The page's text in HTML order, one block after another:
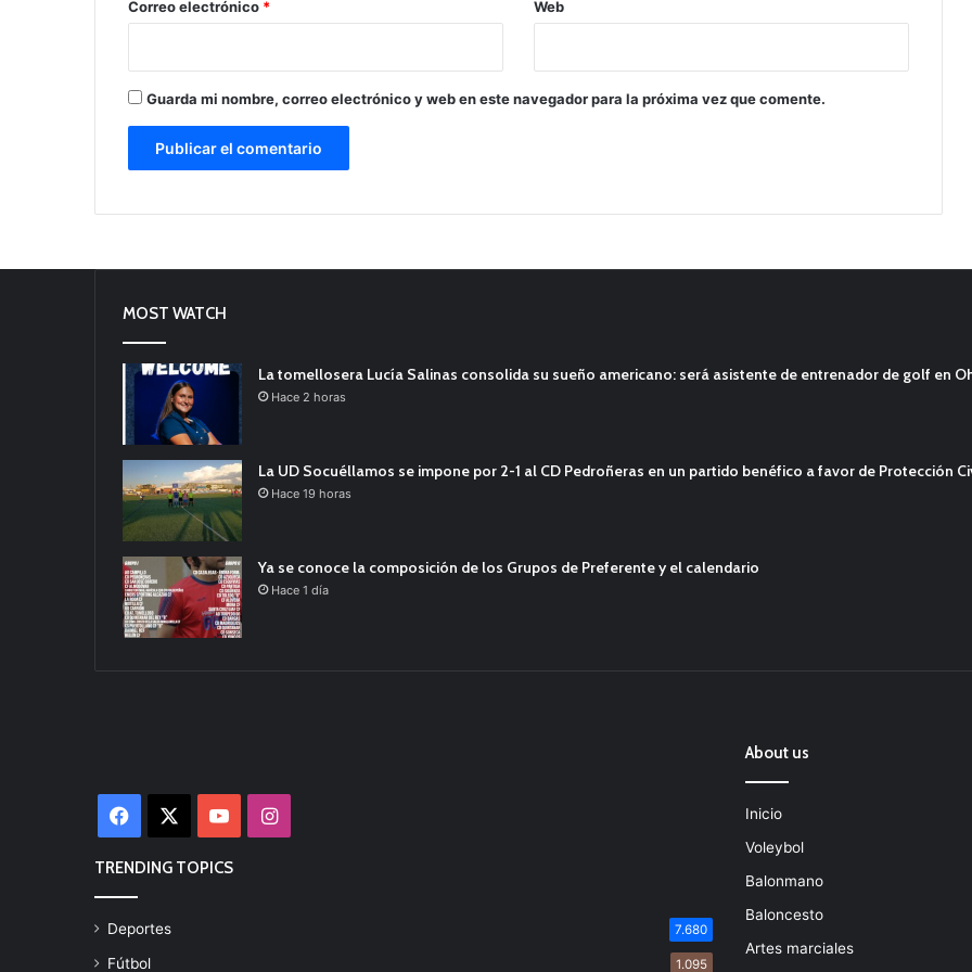
*
Correo electrónico * Web
Guarda mi nombre, correo electrónico y web en este navegador para la próxima vez que comente.
MOST WATCH
La tomellosera Lucía Salinas consolida su sueño americano: será asistente de entrenador de golf en
Hace 2 horas
La UD Socuéllamos se impone por 2-1 al CD Pedroñeras en un partido benéfico a favor de Protección
Hace 19 horas
Ya se conoce la composición de los Grupos de Preferente y el calendario
Hace 1 día
Facebook YouTubeInstagram
TRENDING TOPICS
Deportes 7.680
Fútbol 1.095
About us
Inicio
Voleybol
Balonmano
Baloncesto
Artes marciales